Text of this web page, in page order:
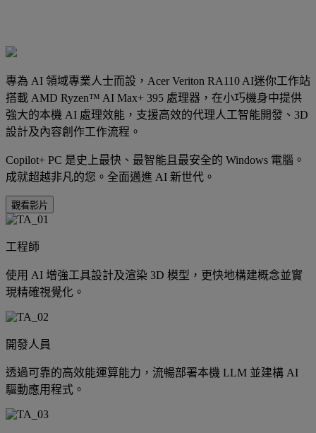
專為 AI 領域專業人士而設，Acer Veriton RA110 AI迷你工作站
搭載 AMD Ryzen™ AI Max+ 395 處理器，在小巧機身中提供
強大的本機 AI 處理效能，支援高效的代理人工智能開發、3D
設計及內容創作工作流程。
Copilot+ PC 是史上最快、最智能且最安全的 Windows 電腦。
成就超越非凡的您。全面邁進 AI 新世代。
觀看影片
工程師
使用 AI 增強工具設計及渲染 3D 模型，更快地構建概念並實
現精確視覺化。
開發人員
透過可靠的高效能運算能力，流暢部署本機 LLM 並建構 AI
驅動應用程式。